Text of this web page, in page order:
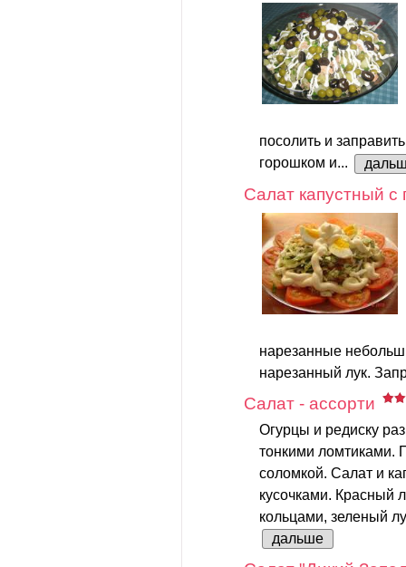
посолить и
горошком и...
Салат капустный
нарезанные
нарезанный лук.
Салат - ассорти
Огурцы и редиску
тонкими ломтиками.
соломкой. Салат и
кусочками. Красный
кольцами, зеленый
дальше